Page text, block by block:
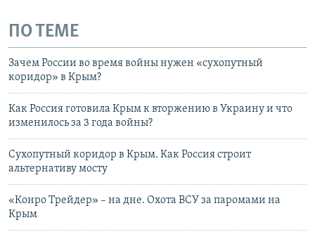
ПО ТЕМЕ
Зачем России во время войны нужен «сухопутный
коридор» в Крым?
Как Россия готовила Крым к вторжению в Украину и что
изменилось за 3 года войны?
Сухопутный коридор в Крым. Как Россия строит
альтернативу мосту
«Конро Трейдер» – на дне. Охота ВСУ за паромами на
Крым